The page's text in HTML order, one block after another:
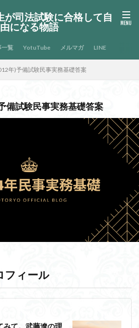
が司法試験に合格して自
由になる物語
一覧 YotuTube メルマガ LINE
年)予備試験民事実務基礎答案
備試験民事実務基礎答案
フィール
みて。武藤遼の理